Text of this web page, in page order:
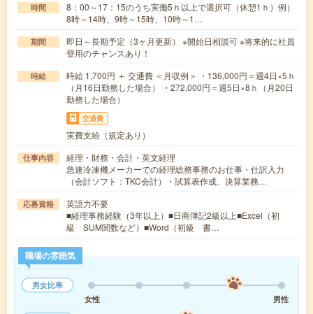
時間
8：00～17：15のうち実働5ｈ以上で選択可（休憩1ｈ）例）
8時～14時、9時～15時、10時～1…
期間
即日～長期予定（3ヶ月更新） ※開始日相談可 ※将来的に社員
登用のチャンスあり！
時給
時給 1,700円 ＋ 交通費 ＜月収例＞ ・136,000円＝週4日×5ｈ
（月16日勤務した場合） ・272,000円＝週5日×8ｈ（月20日
勤務した場合）
交通費
実費支給（規定あり）
仕事内容
経理・財務・会計・英文経理
急速冷凍機メーカーでの経理総務事務のお仕事・仕訳入力
（会計ソフト：TKC会計）・試算表作成、決算業務…
応募資格
英語力不要
■経理事務経験（3年以上）■日商簿記2級以上■Excel（初
級 SUM関数など）■Word（初級 書…
職場の雰囲気
男女比率
女性
男性